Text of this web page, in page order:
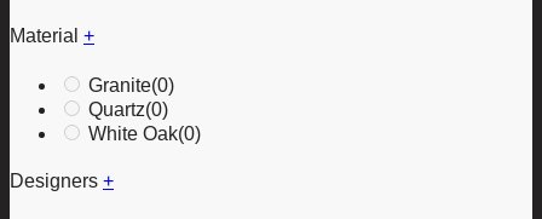
Material +
Granite(0)
Quartz(0)
White Oak(0)
Designers +